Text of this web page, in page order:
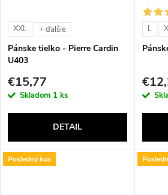
XXL + ďalšie
Pánske tielko - Pierre Cardin
U403
€15,77
Skladom 1 ks
DETAIL
L
Posledný kus